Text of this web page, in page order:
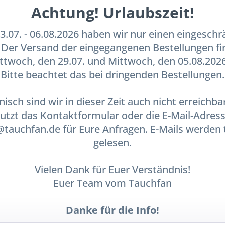
mit Stopventil für Peevalve"
von Urinalkondomen. Der die Kupplung ist mit einem
mit Stopventil für Peevalve"
Achtung! Urlaubszeit!
- 06.08.2026 haben wir nur einen
Der Versand der eingegangenen Bestellungen
den 29.07. und Mittwoch, den
Bitte beachtet das bei dringenden Bestellungen.
sind wir in dieser Zeit auch nicht
das Kontaktformular oder die E-Mail-
für Eure Anfragen. E-Mails werden
gelesen.
Vielen Dank für Euer Verständnis!
Euer Team vom Tauchfan